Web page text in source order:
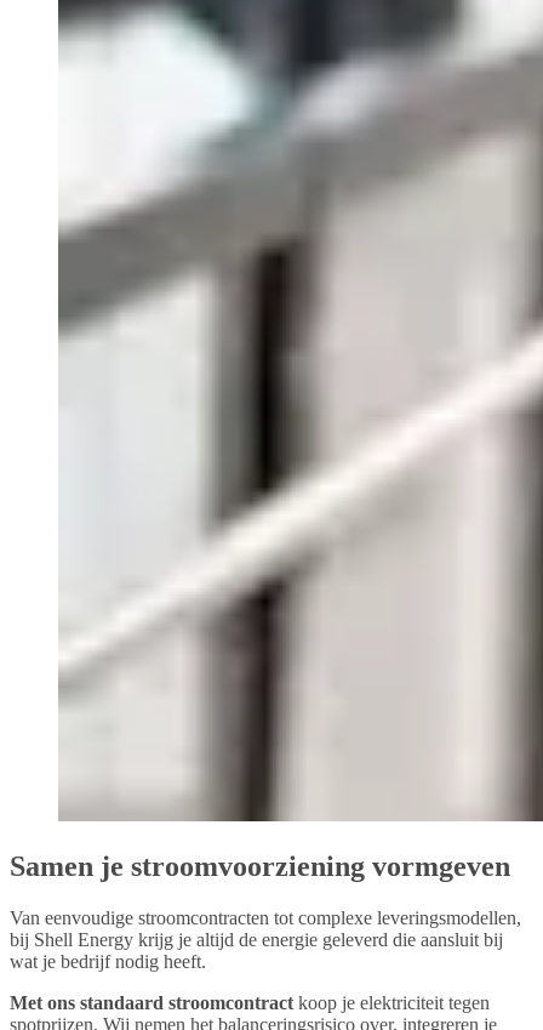
Samen je stroomvoorziening vormgeven
Van eenvoudige stroomcontracten tot complexe leveringsmodellen,
bij Shell Energy krijg je altijd de energie geleverd die aansluit bij
wat je bedrijf nodig heeft.
Met ons standaard stroomcontract koop je elektriciteit tegen
spotprijzen. Wij nemen het balanceringsrisico over, integreren je